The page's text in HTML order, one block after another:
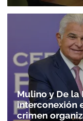
Mulino y De la
interconexión
crimen